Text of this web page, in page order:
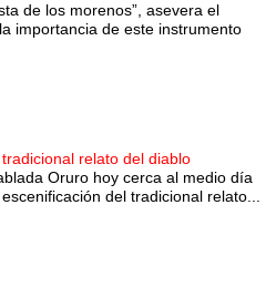
de los morenos”, asevera el
importancia de este instrumento
relato del diablo
Oruro hoy cerca al medio día
del tradicional relato...